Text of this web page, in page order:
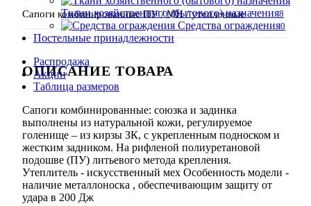
Ткани хозяйственного (бытового) назначения8
Средства ограждения0
Постельные принадлежности
Распродажа
Акции
Таблица размеров
Сапоги комбинированные ПУ / МН / утепленные
ОПИСАНИЕ ТОВАРА
Сапоги комбинированные: союзка и задинка
выполнены из натуральной кожи, регулируемое
голенище – из кирзы ЗК, с укрепленным подноском и
жестким задником. На рифленой полиуретановой
подошве (ПУ) литьевого метода крепления.
Утеплитель - искусственный мех Особенность модели -
наличие металлоноска , обеспечивающим защиту от
удара в 200 Дж